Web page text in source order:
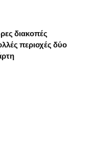
διακοπές
περιοχές δύο